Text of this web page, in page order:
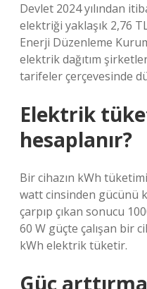
Devlet 2024 yılından
elektriği yaklaşık 2,76
Enerji Düzenleme
elektrik dağıtım
tarifeler çerçevesinde
Elektrik
hesaplanır?
Bir cihazın kWh
watt cinsinden gücünü
çarpıp çıkan sonucu
60 W güçte çalışan bir
kWh elektrik tüketir.
Güç